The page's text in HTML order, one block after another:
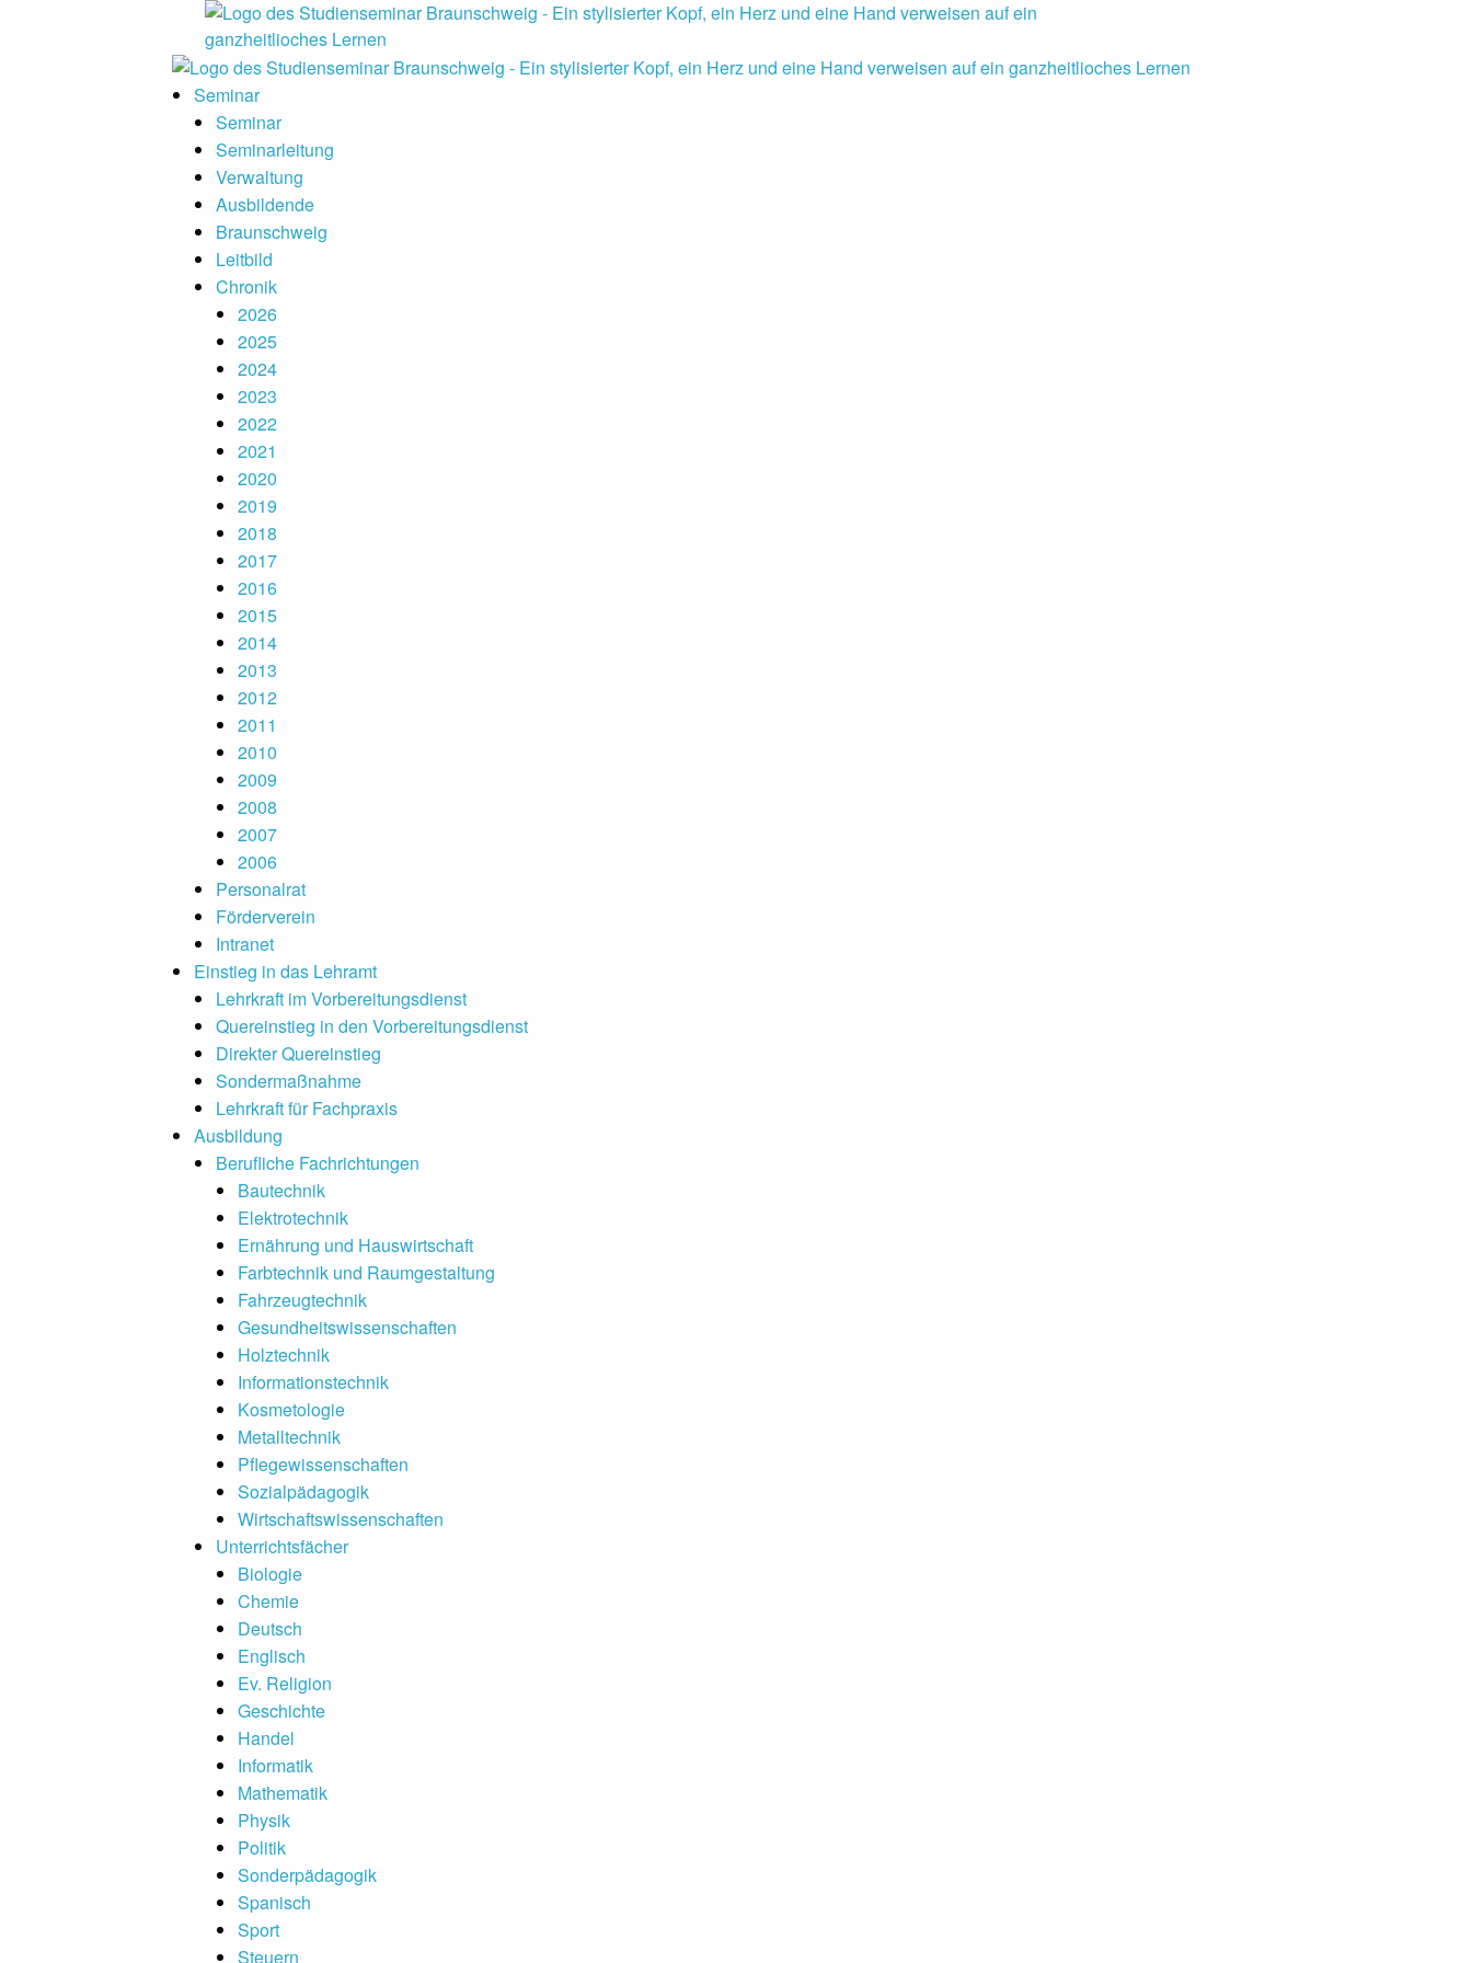
Hauptmenu
Seminar
Seminar
Seminarleitung
Verwaltung
Ausbildende
Braunschweig
Leitbild
Chronik
2026
2025
2024
2023
2022
2021
2020
2019
2018
2017
2016
2015
2014
2013
2012
2011
2010
2009
2008
2007
2006
Personalrat
Förderverein
Intranet
Einstieg in das Lehramt
Lehrkraft im Vorbereitungsdienst
Quereinstieg in den Vorbereitungsdienst
Direkter Quereinstieg
Sondermaßnahme
Lehrkraft für Fachpraxis
Ausbildung
Berufliche Fachrichtungen
Bautechnik
Elektrotechnik
Ernährung und Hauswirtschaft
Farbtechnik und Raumgestaltung
Fahrzeugtechnik
Gesundheitswissen­schaften
Holztechnik
Informationstechnik
Kosmetologie
Metalltechnik
Pflegewissenschaften
Sozialpädagogik
Wirtschaftswissenschaften
Unterrichtsfächer
Biologie
Chemie
Deutsch
Englisch
Ev. Religion
Geschichte
Handel
Informatik
Mathematik
Physik
Politik
Sonderpädagogik
Spanisch
Sport
Steuern